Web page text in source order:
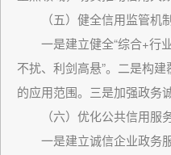
（五）健全信用监管机
一是建立健全“综合+行业
不扰、利剑高悬”。二是构
的应用范围。三是加强政务
（六）优化公共信用服
一是建立诚信企业政务服